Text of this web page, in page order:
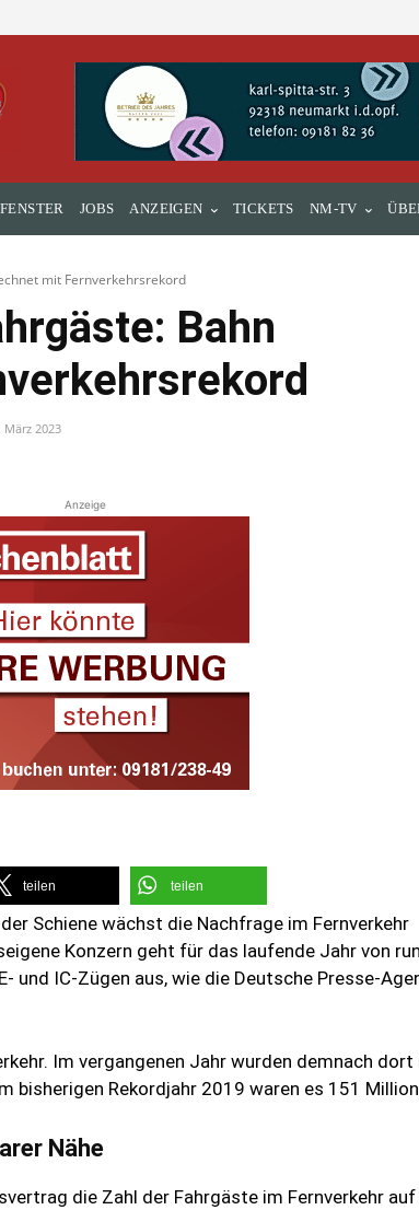
JOBS ANZEIGEN TICKETS NM-TV
mit Fernverkehrsrekord
Bahn
März 2023
Anzeige
teilen teilen
Schiene wächst die Nachfrage im Fernverkehr
Konzern geht für das laufende Jahr von
und IC-Zügen aus, wie die Deutsche Presse-
Im vergangenen Jahr wurden demnach dort
bisherigen Rekordjahr 2019 waren es 151
Nähe
die Zahl der Fahrgäste im Fernverkehr